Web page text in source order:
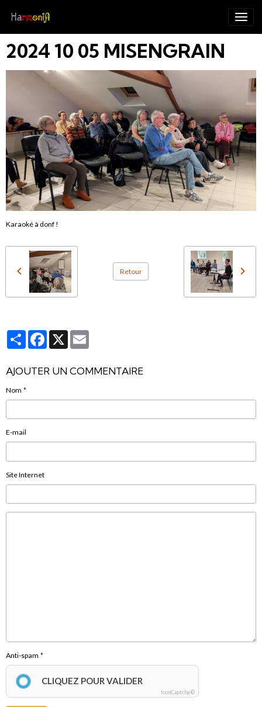
2024 10 05 MISENGRAIN
Karaoké à donf !
Retour
PartagerFacebook
X
AJOUTER UN COMMENTAIRE
Nom
E-mail
Site Internet
Anti-spam
CLIQUEZ POUR VALIDER
IconCaptcha ©